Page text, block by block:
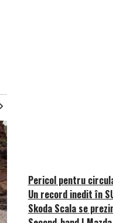
Pericol pentru
Un record inedit în
Skoda Scala se